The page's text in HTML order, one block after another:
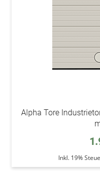
Alpha Tore
Inkl. 19%